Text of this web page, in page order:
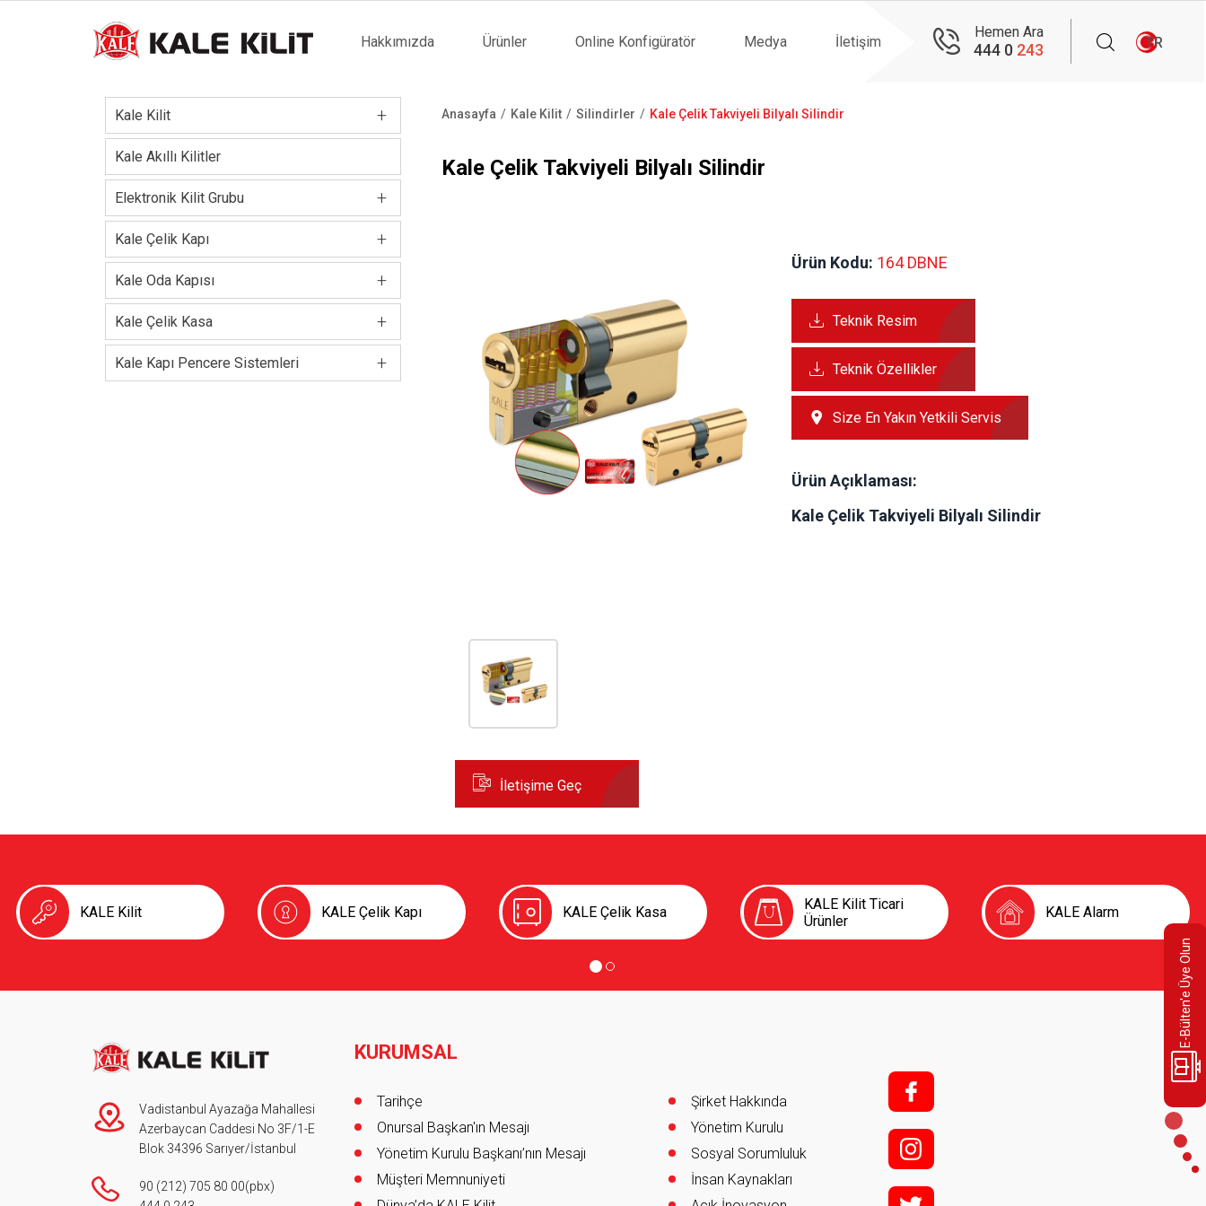
Main
Hakkımızda Ürünler Online Konfigüratör Medya İletişim
Hemen Ara
444 0 243 TR
+
Kale Kilit
Kale Akıllı Kilitler
+
Elektronik Kilit Grubu
+
Kale Çelik Kapı
+
Kale Oda Kapısı
+
Kale Çelik Kasa
+
Kale Kapı Pencere Sistemleri
yolu
Anasayfa Kale Kilit Silindirler Kale Çelik Takviyeli Bilyalı Silindir
Kale Çelik Takviyeli Bilyalı Silindir
E-Bülten'e Üye Olun
İletişime Geç
Ürün Kodu: 164 DBNE
Teknik Resim
Teknik Özellikler
Size En Yakın Yetkili Servis
Ürün Açıklaması:
Kale Çelik Takviyeli Bilyalı Silindir
KALE Kilit KALE Çelik Kapı KALE Çelik Kasa
KALE Kilit Ticari
Ürünler
KALE Alarm
Vadistanbul Ayazağa Mahallesi
Azerbaycan Caddesi No 3F/1-E
Blok 34396 Sarıyer/İstanbul
90 (212) 705 80 00(pbx)
Footer
KURUMSAL
Tarihçe
Onursal Başkan'ın Mesajı
Yönetim Kurulu Başkanı’nın Mesajı
Müşteri Memnuniyeti
Şirket Hakkında
Yönetim Kurulu
Sosyal Sorumluluk
İnsan Kaynakları
f;
i;